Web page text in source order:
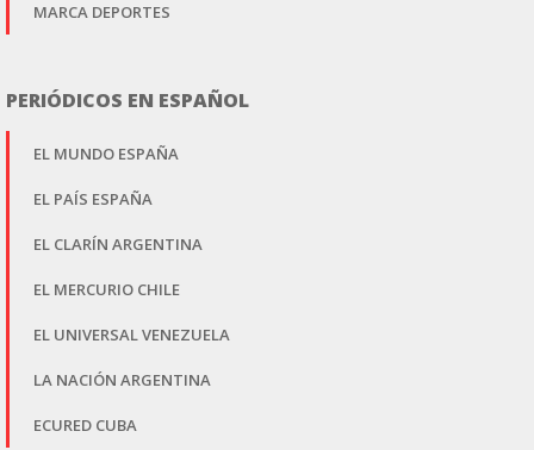
MARCA DEPORTES
PERIÓDICOS EN ESPAÑOL
EL MUNDO ESPAÑA
EL PAÍS ESPAÑA
EL CLARÍN ARGENTINA
EL MERCURIO CHILE
EL UNIVERSAL VENEZUELA
LA NACIÓN ARGENTINA
ECURED CUBA